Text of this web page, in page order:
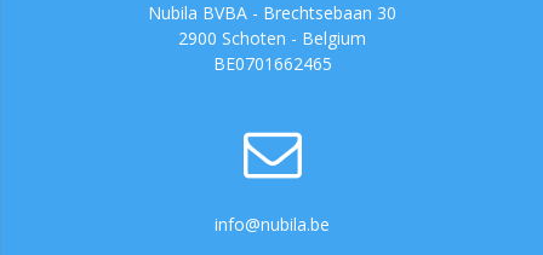
Nubila BVBA - Brechtsebaan 30
2900 Schoten - Belgium
BE0701662465
info@nubila.be